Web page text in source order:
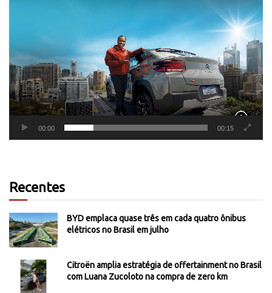
00:00 00:15
Recentes
BYD emplaca quase três em cada quatro ônibus
elétricos no Brasil em julho
Citroën amplia estratégia de offertainment no Brasil
com Luana Zucoloto na compra de zero km